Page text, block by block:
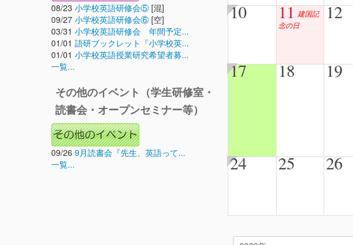
08/23 小学校英語研修会⑤ [混]
09/27 小学校英語研修会⑥ [空]
03/31 小学校英語研修会 年間予定...
01/01 語研ブックレット『小学校英...
01/01 小学校英語授業研究希望者募...
一覧...
その他のイベント（学生研修室・
読書会・オープンセミナー等）
09/26 9月読書会『先生、英語って...
一覧...
10 11 建国記
念の日
12
17 18 19
24 25 26